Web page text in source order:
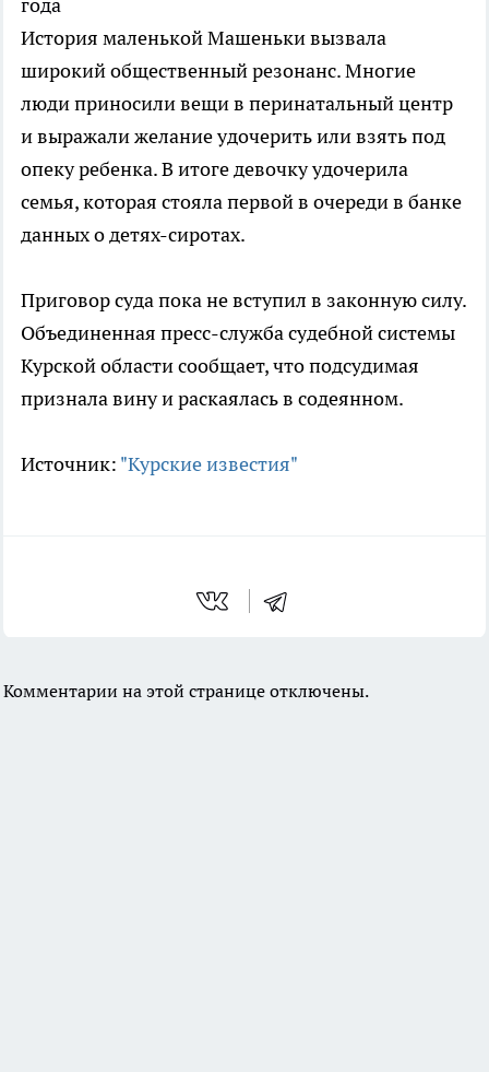
года
История маленькой Машеньки вызвала
широкий общественный резонанс. Многие
люди приносили вещи в перинатальный центр
и выражали желание удочерить или взять под
опеку ребенка. В итоге девочку удочерила
семья, которая стояла первой в очереди в банке
данных о детях-сиротах.
Приговор суда пока не вступил в законную силу.
Объединенная пресс-служба судебной системы
Курской области сообщает, что подсудимая
признала вину и раскаялась в содеянном.
Источник: "Курские известия"
Комментарии на этой странице отключены.